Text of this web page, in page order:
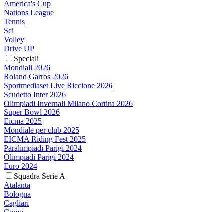
America's Cup
Nations League
Tennis
Sci
Volley
Drive UP
Speciali
Mondiali 2026
Roland Garros 2026
Sportmediaset Live Riccione 2026
Scudetto Inter 2026
Olimpiadi Invernali Milano Cortina 2026
Super Bowl 2026
Eicma 2025
Mondiale per club 2025
EICMA Riding Fest 2025
Paralimpiadi Parigi 2024
Olimpiadi Parigi 2024
Euro 2024
Squadra Serie A
Atalanta
Bologna
Cagliari